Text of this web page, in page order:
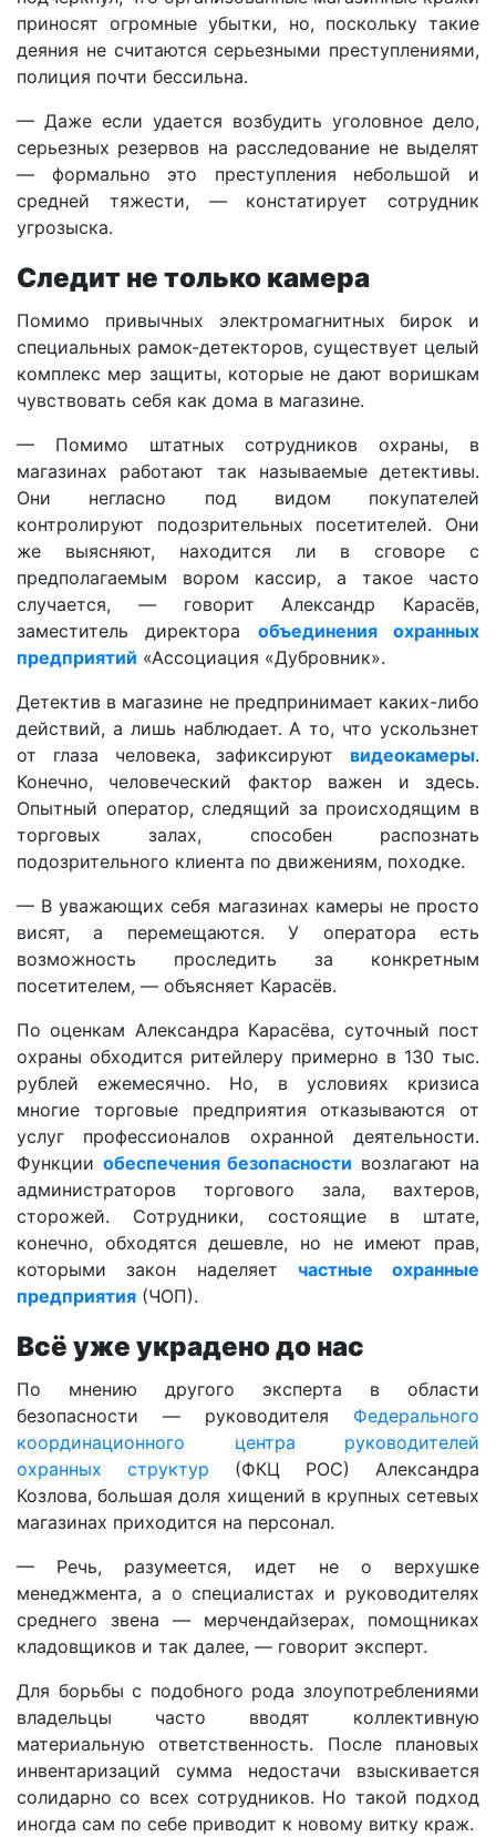
приносят огромные убытки, но, поскольку такие
деяния не считаются серьезными преступлениями,
полиция почти бессильна.
— Даже если удается возбудить уголовное дело,
серьезных резервов на расследование не выделят
— формально это преступления небольшой и
средней тяжести, — констатирует сотрудник
угрозыска.
Следит не только камера
Помимо привычных электромагнитных бирок и
специальных рамок-детекторов, существует целый
комплекс мер защиты, которые не дают воришкам
чувствовать себя как дома в магазине.
— Помимо штатных сотрудников охраны, в
магазинах работают так называемые детективы.
Они негласно под видом покупателей
контролируют подозрительных посетителей. Они
же выясняют, находится ли в сговоре с
предполагаемым вором кассир, а такое часто
случается, — говорит Александр Карасёв,
заместитель директора объединения охранных
предприятий «Ассоциация «Дубровник».
Детектив в магазине не предпринимает каких-либо
действий, а лишь наблюдает. А то, что ускользнет
от глаза человека, зафиксируют видеокамеры.
Конечно, человеческий фактор важен и здесь.
Опытный оператор, следящий за происходящим в
торговых залах, способен распознать
подозрительного клиента по движениям, походке.
— В уважающих себя магазинах камеры не просто
висят, а перемещаются. У оператора есть
возможность проследить за конкретным
посетителем, — объясняет Карасёв.
По оценкам Александра Карасёва, суточный пост
охраны обходится ритейлеру примерно в 130 тыс.
рублей ежемесячно. Но, в условиях кризиса
многие торговые предприятия отказываются от
услуг профессионалов охранной деятельности.
Функции обеспечения безопасности возлагают на
администраторов торгового зала, вахтеров,
сторожей. Сотрудники, состоящие в штате,
конечно, обходятся дешевле, но не имеют прав,
которыми закон наделяет частные охранные
предприятия (ЧОП).
Всё уже украдено до нас
По мнению другого эксперта в области
безопасности — руководителя Федерального
координационного центра руководителей
охранных структур (ФКЦ РОС) Александра
Козлова, большая доля хищений в крупных сетевых
магазинах приходится на персонал.
— Речь, разумеется, идет не о верхушке
менеджмента, а о специалистах и руководителях
среднего звена — мерчендайзерах, помощниках
кладовщиков и так далее, — говорит эксперт.
Для борьбы с подобного рода злоупотреблениями
владельцы часто вводят коллективную
материальную ответственность. После плановых
инвентаризаций сумма недостачи взыскивается
солидарно со всех сотрудников. Но такой подход
иногда сам по себе приводит к новому витку краж.